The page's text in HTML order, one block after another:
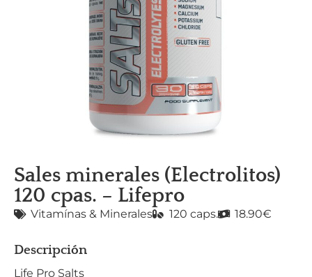
Sales minerales (Electrolitos)
120 cpas. – Lifepro
Vitamínas & Minerales 120 caps. 18.90€
Descripción
Life Pro Salts